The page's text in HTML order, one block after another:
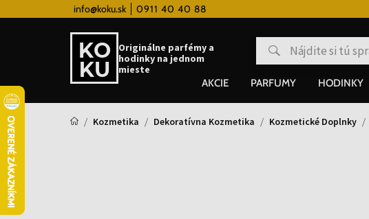
info@koku.sk 0911 40 40 88Vernostný systém
Originálne parfémy a
hodinky na jednom
mieste
AKCIE PARFUMY HODINKY
Kozmetika Dekoratívna Kozmetika Kozmetické Doplnky